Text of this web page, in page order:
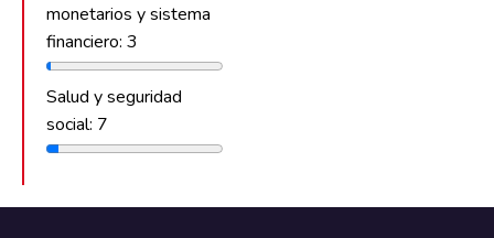
monetarios y sistema
financiero: 3
Salud y seguridad
social: 7